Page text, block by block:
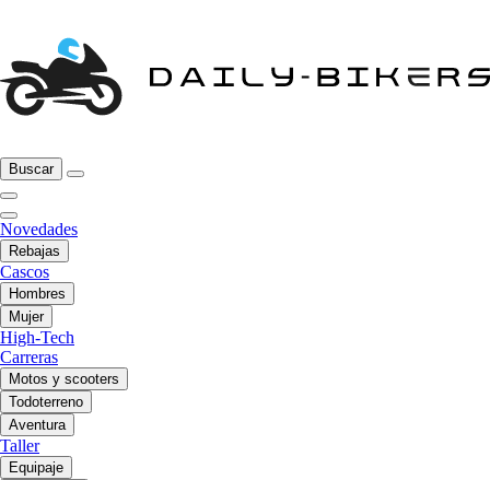
Buscar
Novedades
Rebajas
Cascos
Hombres
Mujer
High-Tech
Carreras
Motos y scooters
Todoterreno
Aventura
Taller
Equipaje